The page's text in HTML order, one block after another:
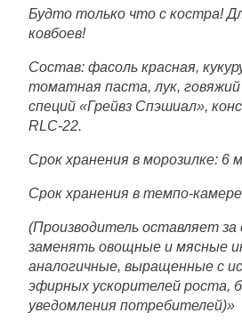
Будто только что с костра!
ковбоев!
Состав: фасоль красная,
томатная паста, лук,
специй «Грейвз Спэшиал»,
RLC-22.
Срок хранения в морозилке: 6
Срок хранения в темпо-
(Производитель оставляет за
заменять овощные и мясные
аналогичные, выращенные с
эфирных ускорителей роста,
уведомления потребителей)»